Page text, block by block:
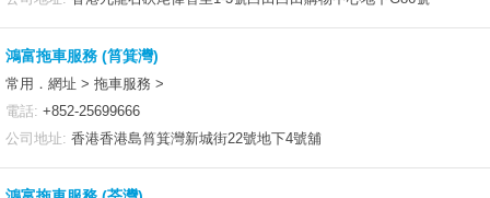
鴻富拖車服務 (筲箕灣)
常用．網址 > 拖車服務 >
電話: +852-25699666
公司地址: 香港香港島筲箕灣新城街22號地下4號舖